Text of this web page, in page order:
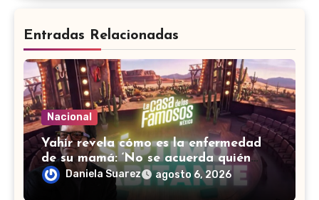
Entradas Relacionadas
Nacional
Yahir revela cómo es la enfermedad
de su mamá: ‘No se acuerda quién
soy, que canto’
Daniela Suarez agosto 6, 2026